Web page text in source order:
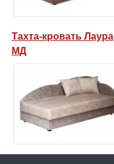
Тахта-кровать Лаура
МД